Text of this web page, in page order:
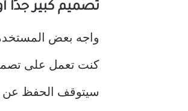
تصميم كبير جدًا
كنت تعمل على
سيتوقف الحفظ عن